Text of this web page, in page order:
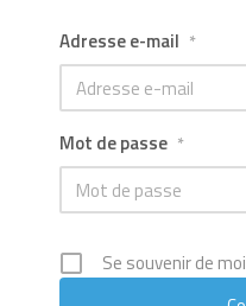
Adresse e-mail *
Mot de passe *
Se souvenir de moi